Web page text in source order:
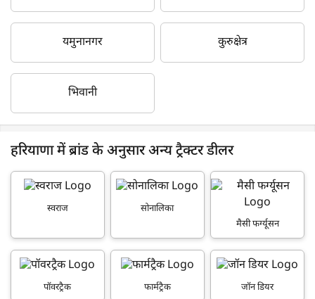
यमुनानगर कुरुक्षेत्र
भिवानी
हरियाणा में ब्रांड के अनुसार अन्य ट्रैक्टर डीलर
स्वराज
सोनालिका
मैसी फर्ग्यूसन
पॉवरट्रैक फार्मट्रैक जॉन डियर